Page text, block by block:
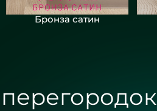
Бронза сатин